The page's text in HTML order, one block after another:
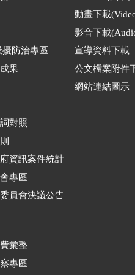
防治專區
果
對照
資訊案件統計
專區
員會決議公告
彙整
專區
動畫下載
影音下載
宣導資料下載
公文檔案附件
網站連結圖示